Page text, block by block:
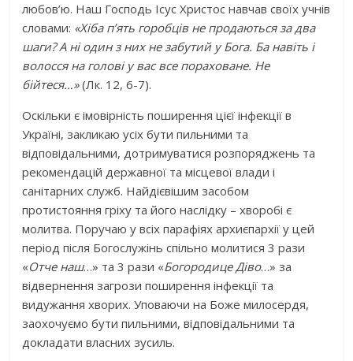
любов’ю. Наш Господь Ісус Христос навчав своїх учнів
словами: «Хіба п’ять горобців не продаються за два
шаги? А ні один з них не забутий у Бога. Ба навіть і
волосся на голові у вас все пораховане. Не
бійтеся…»(Лк. 12, 6-7).
Оскільки є імовірність поширення цієї інфекції в
Україні, закликаю усіх бути пильними та
відповідальними, дотримуватися розпоряджень та
рекомендацій державної та місцевої влади і
санітарних служб. Найдієвішим засобом
протистояння гріху та його наслідку – хворобі є
молитва. Поручаю у всіх парафіях архиєпархії у цей
період після Богослужінь спільно молитися 3 рази
«Отче наш…» та 3 рази «Богородице Діво…» за
відвернення загрози поширення інфекції та
видужання хворих. Уповаючи на Боже милосердя,
заохочуємо бути пильними, відповідальними та
докладати власних зусиль.